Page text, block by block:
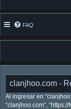
FAQ
clanjhoo.com -
Al ingresar en
“clanjhoo.com”,